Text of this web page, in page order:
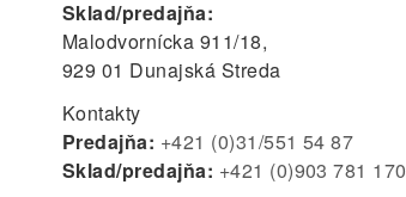
Sklad/predajňa:
Malodvornícka 911/18,
929 01 Dunajská Streda
Kontakty
Predajňa: +421 (0)31/551 54 87
Sklad/predajňa: +421 (0)903 781 170